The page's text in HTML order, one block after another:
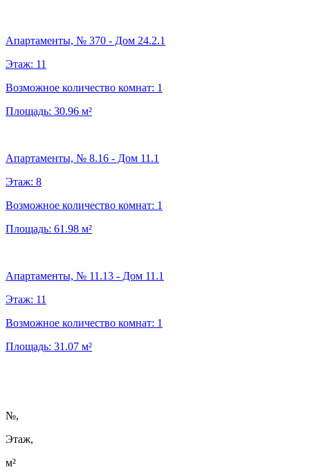
Апартаменты, № 370 - Дом 24.2.1
Этаж: 11
Возможное количество комнат: 1
Площадь: 30.96 м²
Апартаменты, № 8.16 - Дом 11.1
Этаж: 8
Возможное количество комнат: 1
Площадь: 61.98 м²
Апартаменты, № 11.13 - Дом 11.1
Этаж: 11
Возможное количество комнат: 1
Площадь: 31.07 м²
№,
Этаж,
м²